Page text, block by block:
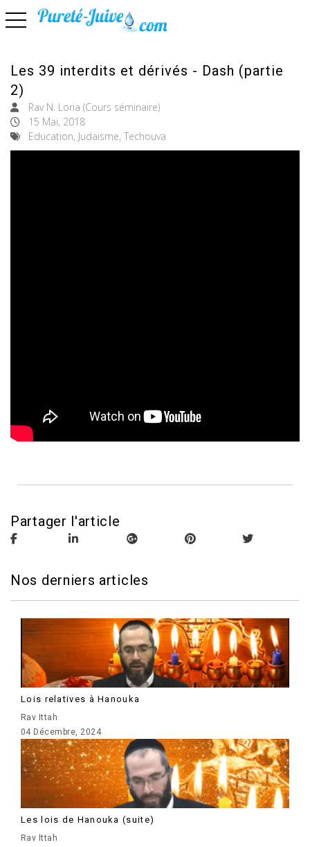
basculer la navigation
Les 39 interdits et dérivés - Dash (partie
2)
Rav N. Loria (Cours séminaire)
15 Mai, 2018
Education, Judaïsme, Techouva
Partager l'article
Nos derniers articles
Lois relatives à Hanouka
Rav Ittah
04 Décembre, 2024
Les lois de Hanouka (suite)
Rav Ittah